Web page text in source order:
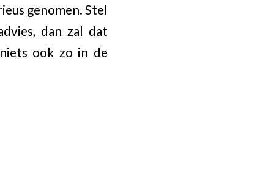
genomen. Stel
dan zal dat
ook zo in de